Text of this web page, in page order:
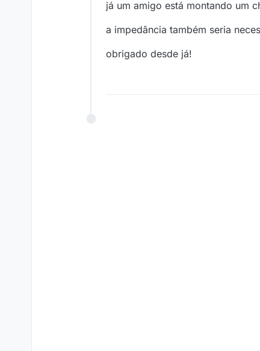
já um amigo está montando um
a impedância também seria
obrigado desde já!